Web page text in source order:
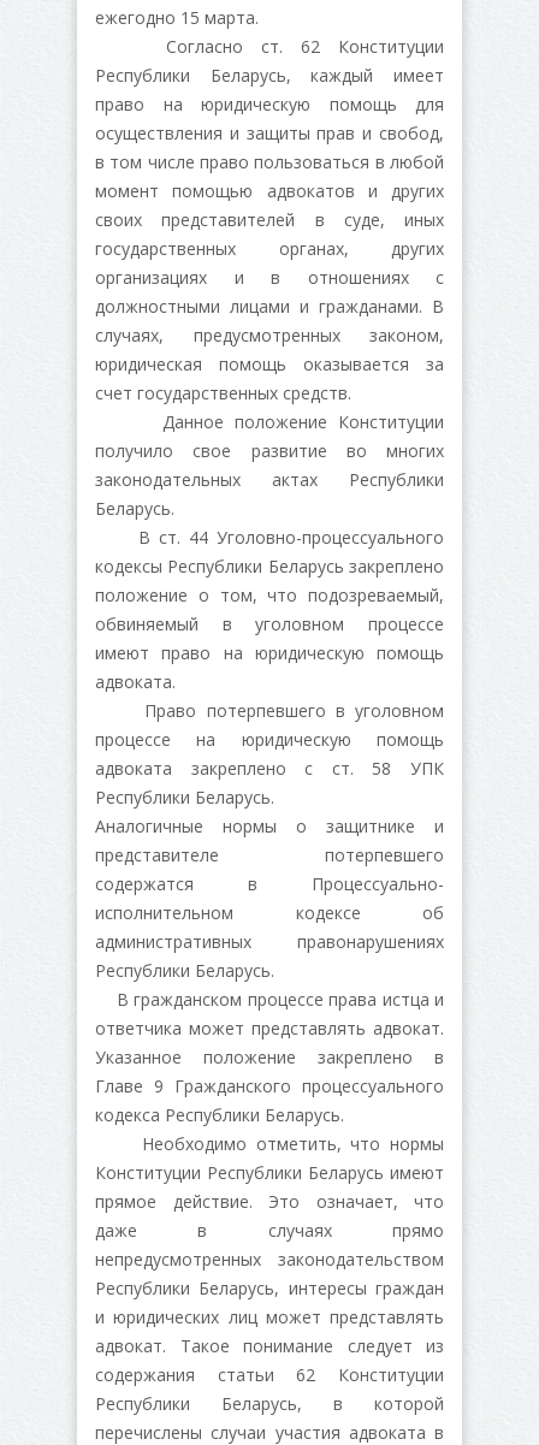
ежегодно 15 марта.
Согласно ст. 62 Конституции
Республики Беларусь, каждый имеет
право на юридическую помощь для
осуществления и защиты прав и свобод,
в том числе право пользоваться в любой
момент помощью адвокатов и других
своих представителей в суде, иных
государственных органах, других
организациях и в отношениях с
должностными лицами и гражданами. В
случаях, предусмотренных законом,
юридическая помощь оказывается за
счет государственных средств.
Данное положение Конституции
получило свое развитие во многих
законодательных актах Республики
Беларусь.
В ст. 44 Уголовно-процессуального
кодексы Республики Беларусь закреплено
положение о том, что подозреваемый,
обвиняемый в уголовном процессе
имеют право на юридическую помощь
адвоката.
Право потерпевшего в уголовном
процессе на юридическую помощь
адвоката закреплено с ст. 58 УПК
Республики Беларусь.
Аналогичные нормы о защитнике и
представителе потерпевшего
содержатся в Процессуально-
исполнительном кодексе об
административных правонарушениях
Республики Беларусь.
В гражданском процессе права истца и
ответчика может представлять адвокат.
Указанное положение закреплено в
Главе 9 Гражданского процессуального
кодекса Республики Беларусь.
Необходимо отметить, что нормы
Конституции Республики Беларусь имеют
прямое действие. Это означает, что
даже в случаях прямо
непредусмотренных законодательством
Республики Беларусь, интересы граждан
и юридических лиц может представлять
адвокат. Такое понимание следует из
содержания статьи 62 Конституции
Республики Беларусь, в которой
перечислены случаи участия адвоката в